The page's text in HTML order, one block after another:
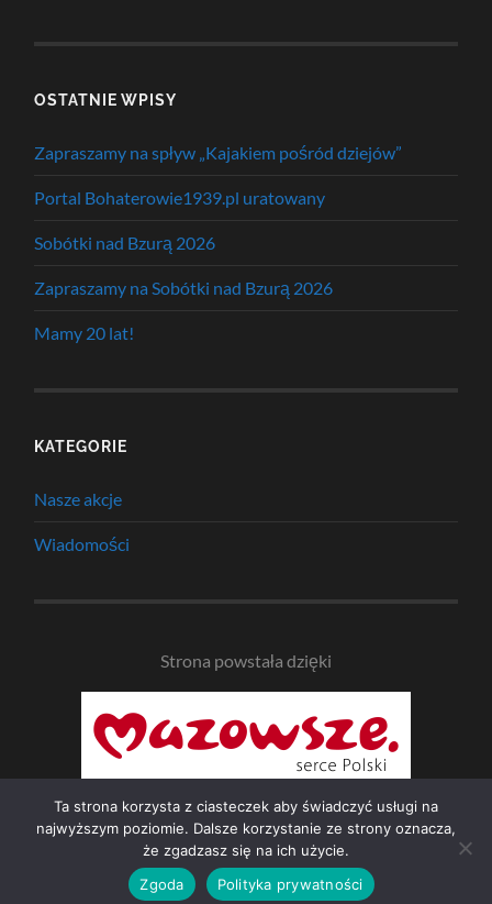
OSTATNIE WPISY
Zapraszamy na spływ „Kajakiem pośród dziejów”
Portal Bohaterowie1939.pl uratowany
Sobótki nad Bzurą 2026
Zapraszamy na Sobótki nad Bzurą 2026
Mamy 20 lat!
KATEGORIE
Nasze akcje
Wiadomości
Strona powstała dzięki
© 2026 NAD BZURĄ —UP ↑
Ta strona korzysta z ciasteczek aby świadczyć usługi na
najwyższym poziomie. Dalsze korzystanie ze strony oznacza,
że zgadzasz się na ich użycie.
Zgoda
Polityka prywatności